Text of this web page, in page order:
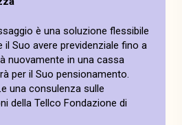
è una soluzione flessibile
Suo avere previdenziale fino a
nuovamente in una cassa
per il Suo pensionamento.
una consulenza sulle
della Tellco Fondazione di